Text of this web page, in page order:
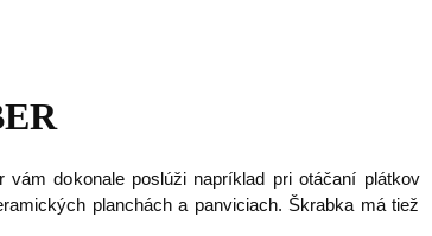
vám dokonale poslúži napríklad pri otáčaní plátkov
planchách a panviciach. Škrabka má tiež